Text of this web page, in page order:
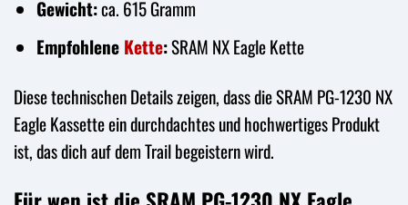
Gewicht:ca. 615 Gramm
Empfohlene Kette:SRAM NX Eagle Kette
Diese technischen Details zeigen, dass die SRAM PG-1230 NX
Eagle Kassette ein durchdachtes und hochwertiges Produkt
ist, das dich auf dem Trail begeistern wird.